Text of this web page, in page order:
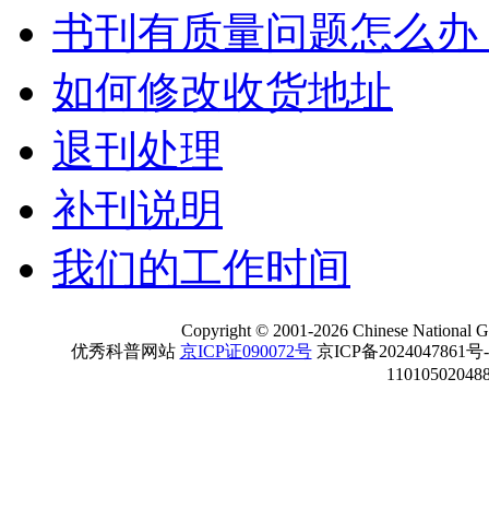
书刊有质量问题怎么办
如何修改收货地址
退刊处理
补刊说明
我们的工作时间
Copyright ©2001-2026 Chinese National
优秀科普网站 京ICP证090072号京ICP备2024047861